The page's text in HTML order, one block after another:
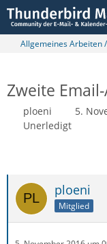
Allgemeines Arbeiten
Zweite
ploeni 5.
Unerledigt
ploeni
Mitglied